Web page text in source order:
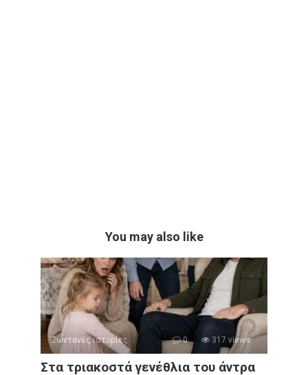
You may also like
Ζωντανές ιστορίες 0 317 views
Στα τριακοστά γενέθλια του άντρα